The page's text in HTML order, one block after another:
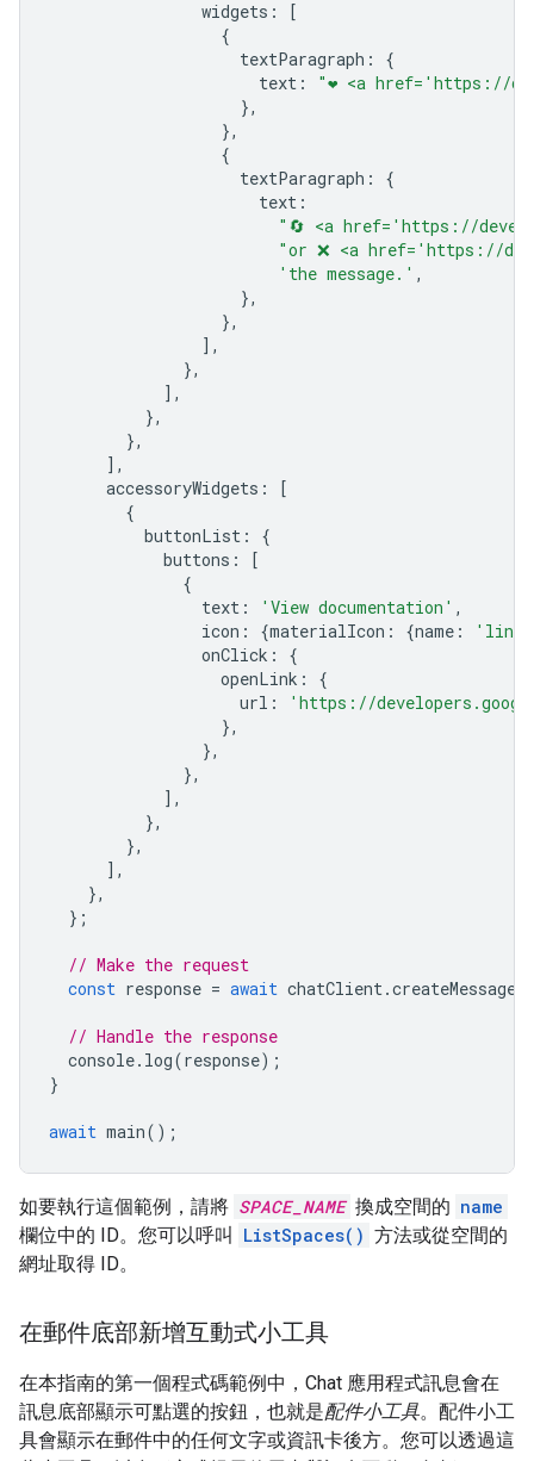
widgets :
[
{
textParagraph :
{
text :
"❤️ <a href='https://
},
},
{
textParagraph :
{
text :
"🔄 <a href='https://
"or ❌ <a href='https://
'the message.' ,
},
},
],
},
],
},
},
],
accessoryWidgets :
[
{
buttonList :
{
buttons :
[
{
text : 'View documentation' ,
icon : {materialIcon : {name :
'link'
onClick :
{
openLink :
{
url :
'https://
},
},
},
],
},
},
],
},
};
// Make the request
const response = await chatClient .createMessage
// Handle the response
console. log(response);
}
await main();
如要執行這個範例，請將 SPACE_NAME 換成空間的 name
欄位中的 ID。您可以呼叫
ListSpaces() 方法或從空間的
網址取得 ID。
在郵件底部新增互動式小工具
在本指南的第一個程式碼範例中，Chat 應用程式訊息會在
訊息底部顯示可點選的按鈕，也就是配件小工具。配件小工
具會顯示在郵件中的任何文字或資訊卡後方。您可以透過這